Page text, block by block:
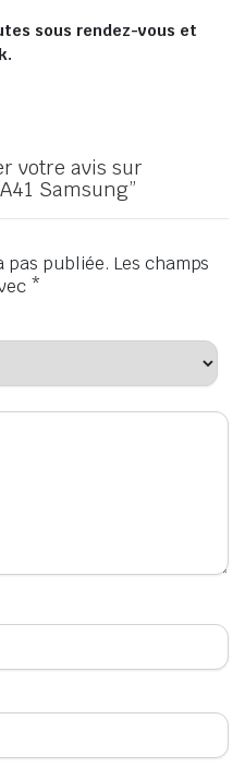
sous rendez-vous et
votre avis sur
Samsung”
pas publiée. Les champs
*